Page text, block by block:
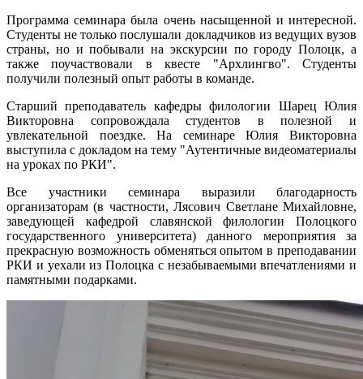
Программа семинара была очень насыщенной и интересной.
Студенты не только послушали докладчиков из ведущих вузов
страны, но и побывали на экскурсии по городу Полоцк, а
также поучаствовали в квесте "Архлингво". Студенты
получили полезный опыт работы в команде.
Старший преподаватель кафедры филологии Шарец Юлия
Викторовна сопровождала студентов в полезной и
увлекательной поездке. На семинаре Юлия Викторовна
выступила с докладом на тему "Аутентичные видеоматериалы
на уроках по РКИ".
Все участники семинара выразили благодарность
организаторам (в частности, Лясович Светлане Михайловне,
заведующей кафедрой славянской филологии Полоцкого
государственного университета) данного мероприятия за
прекрасную возможность обменяться опытом в преподавании
РКИ и уехали из Полоцка с незабываемыми впечатлениями и
памятными подарками.